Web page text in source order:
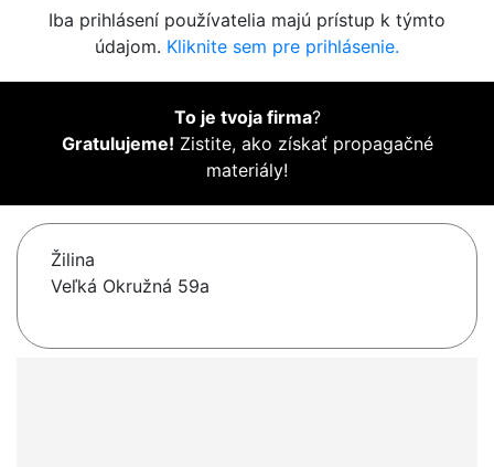
Iba prihlásení používatelia majú prístup k týmto
údajom. Kliknite sem pre prihlásenie.
To je tvoja firma?
Gratulujeme! Zistite, ako získať propagačné
materiály!
Žilina
Veľká Okružná 59a